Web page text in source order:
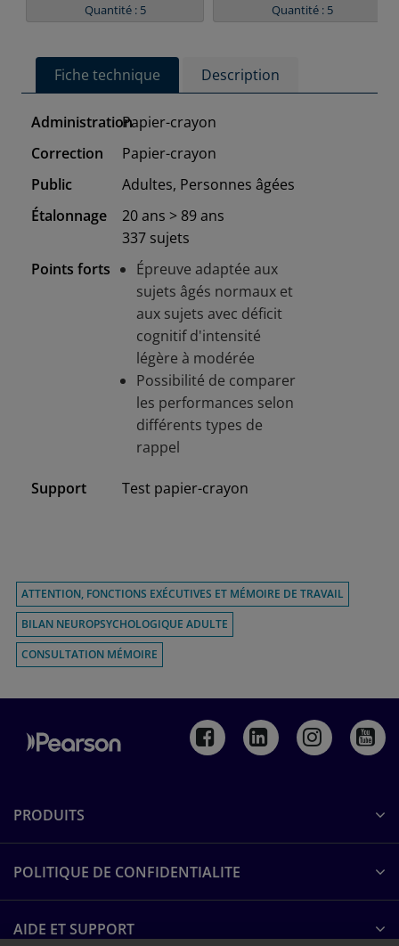
Quantité : 5 Quantité : 5
Fiche technique Description
AdministrationPapier-crayon
Correction
Papier-crayon
Public
Adultes, Personnes âgées
Étalonnage
20 ans > 89 ans
337 sujets
Points forts
Épreuve adaptée aux
sujets âgés normaux et
aux sujets avec déficit
cognitif d'intensité
légère à modérée
Possibilité de comparer
les performances selon
différents types de
rappel
Support Test papier-crayon
ATTENTION, FONCTIONS EXÉCUTIVES ET MÉMOIRE DE TRAVAIL
BILAN NEUROPSYCHOLOGIQUE ADULTE
CONSULTATION MÉMOIRE
PRODUITS
POLITIQUE DE CONFIDENTIALITE
AIDE ET SUPPORT